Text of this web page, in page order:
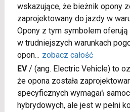
wskazujące, że bieżnik opony
zaprojektowany do jazdy w
Opony z tym symbolem
w trudniejszych warunkach
opon... zobacz całość
EV/ (ang. Electric Vehicle) to
że opona została
specyficznych wymagań
hybrydowych, ale jest w pełni